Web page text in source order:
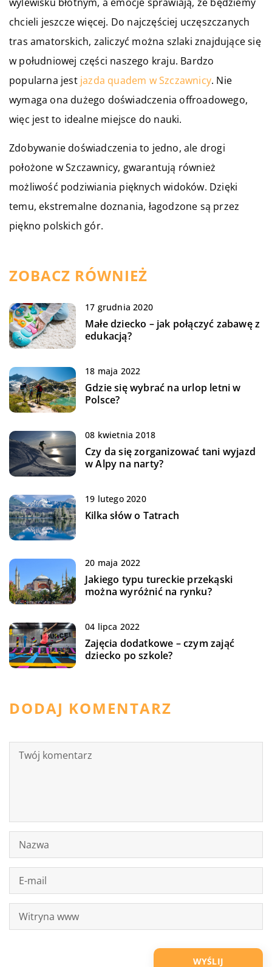
chcieli jeszcze więcej. Do najczęściej uczęszczanych
tras amatorskich, zaliczyć można szlaki znajdujące się
w południowej części naszego kraju. Bardzo
popularna jest jazda quadem w Szczawnicy. Nie
wymaga ona dużego doświadczenia offroadowego,
więc jest to idealne miejsce do nauki.
Zdobywanie doświadczenia to jedno, ale drogi
położone w Szczawnicy, gwarantują również
możliwość podziwiania pięknych widoków. Dzięki
temu, ekstremalne doznania, łagodzone są przez
piękno polskich gór.
ZOBACZ RÓWNIEŻ
17 grudnia 2020
Małe dziecko – jak połączyć zabawę z
edukacją?
18 maja 2022
Gdzie się wybrać na urlop letni w
Polsce?
08 kwietnia 2018
Czy da się zorganizować tani wyjazd
w Alpy na narty?
19 lutego 2020
Kilka słów o Tatrach
20 maja 2022
Jakiego typu tureckie przekąski
można wyróżnić na rynku?
04 lipca 2022
Zajęcia dodatkowe – czym zająć
dziecko po szkole?
DODAJ KOMENTARZ